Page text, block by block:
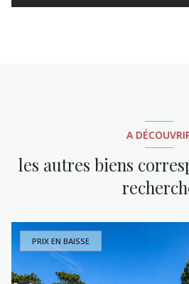
A
les autres biens
PRIX EN BAISSE